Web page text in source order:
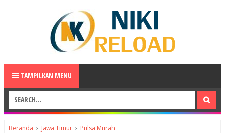
TAMPILKAN MENU
Beranda › Jawa Timur › Pulsa Murah